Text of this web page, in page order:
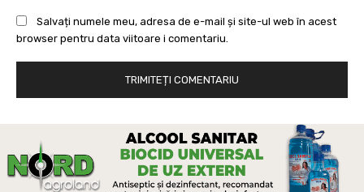
Salvați numele meu, adresa de e-mail și site-ul web în acest
browser pentru data viitoare i comentariu.